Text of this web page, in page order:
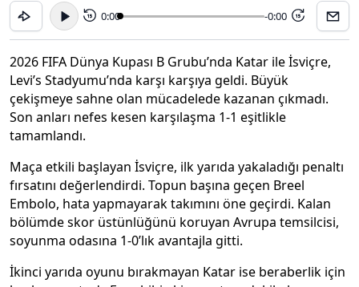
15 0:00 -0:00 15
2026 FIFA Dünya Kupası B Grubu’nda Katar ile İsviçre,
Levi’s Stadyumu’nda karşı karşıya geldi. Büyük
çekişmeye sahne olan mücadelede kazanan çıkmadı.
Son anları nefes kesen karşılaşma 1-1 eşitlikle
tamamlandı.
Maça etkili başlayan İsviçre, ilk yarıda yakaladığı penaltı
fırsatını değerlendirdi. Topun başına geçen Breel
Embolo, hata yapmayarak takımını öne geçirdi. Kalan
bölümde skor üstünlüğünü koruyan Avrupa temsilcisi,
soyunma odasına 1-0’lık avantajla gitti.
İkinci yarıda oyunu bırakmayan Katar ise beraberlik için